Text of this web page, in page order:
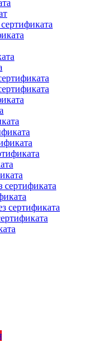
сертификата
сертификата